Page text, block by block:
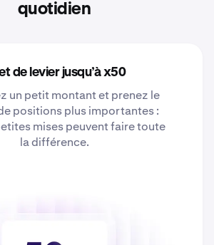
quotidien
de levier jusqu’à x50
un petit montant et prenez le
positions plus importantes :
mises peuvent faire toute
la différence.